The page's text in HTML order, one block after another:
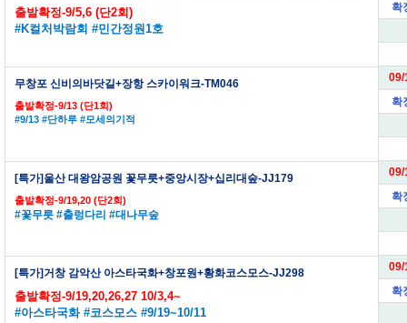
출발확정-9/5,6 (단2회)
#K컬처박람회 #민간정원1호
확
무창포 신비의바닷길+장항 스카이워크-TM046
출발확정-9/13 (단1회)
#9/13 #단하루 #모세의기적
09/
확
[특가]울산 대왕암공원 꽃무릇+중앙시장+십리대숲-JJ179
출발확정-9/19,20 (단2회)
#꽃무릇 ​ #출렁다리 #대나무숲
09/
확
[특가]거창 감악산 아스타국화+창포원+황화코스모스-JJ298
출발확정-9/19,20,26,27 10/3,4~
#아스타국화 #코스모스 #9/19~10/11
09/
확